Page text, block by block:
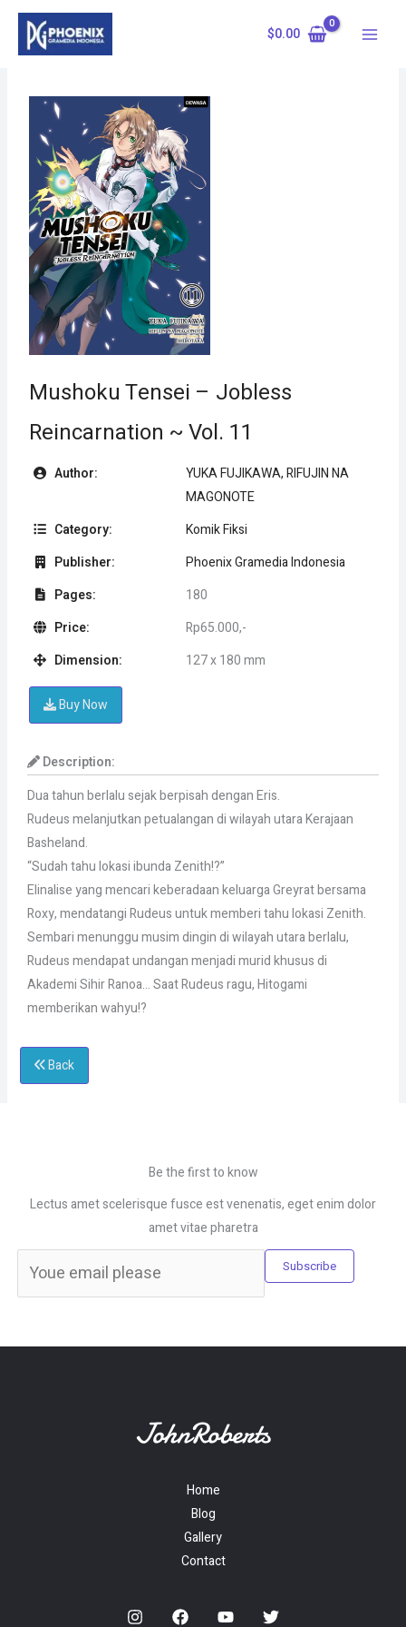
Skip
content
$0.00
Mushoku Tensei – Jobless
Reincarnation ~ Vol. 11
Author:
YUKA FUJIKAWA, RIFUJIN NA
MAGONOTE
Category:
Komik Fiksi
Publisher:
Phoenix Gramedia Indonesia
Pages:
180
Price:
Rp65.000,-
Dimension:
127 x 180 mm
Buy Now
Description:
Dua tahun berlalu sejak berpisah dengan Eris.
Rudeus melanjutkan petualangan di wilayah utara Kerajaan
Basheland.
“Sudah tahu lokasi ibunda Zenith!?”
Elinalise yang mencari keberadaan keluarga Greyrat bersama
Roxy, mendatangi Rudeus untuk memberi tahu lokasi Zenith.
Sembari menunggu musim dingin di wilayah utara berlalu,
Rudeus mendapat undangan menjadi murid khusus di
Akademi Sihir Ranoa… Saat Rudeus ragu, Hitogami
memberikan wahyu!?
Back
Be the first to know
Lectus amet scelerisque fusce est venenatis, eget enim dolor
amet vitae pharetra
Subscribe
Home
Blog
Gallery
Contact